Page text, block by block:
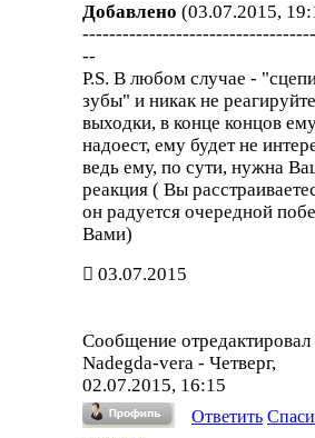
Добавлено (03.07.2015,
--
P.S. В любом случае -
зубы" и никак не
выходки, в конце концов
надоест, ему будет не
ведь ему, по сути, нужна
реакция ( Вы
он радуется очередной
Вами)
03.07.2015
Сообщение отредактировал
Nadegda-vera - Четверг,
02.07.2015, 16:15
Ответить